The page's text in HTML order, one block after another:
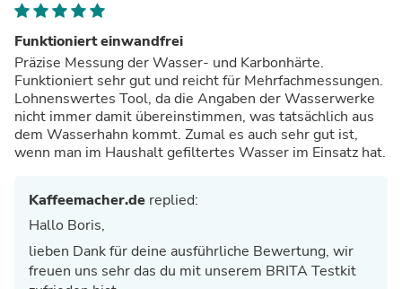
Funktioniert einwandfrei
Präzise Messung der Wasser- und Karbonhärte.
Funktioniert sehr gut und reicht für Mehrfachmessungen.
Lohnenswertes Tool, da die Angaben der Wasserwerke
nicht immer damit übereinstimmen, was tatsächlich aus
dem Wasserhahn kommt. Zumal es auch sehr gut ist,
wenn man im Haushalt gefiltertes Wasser im Einsatz hat.
Kaffeemacher.de replied:
Hallo Boris,
lieben Dank für deine ausführliche Bewertung, wir
freuen uns sehr das du mit unserem BRITA Testkit